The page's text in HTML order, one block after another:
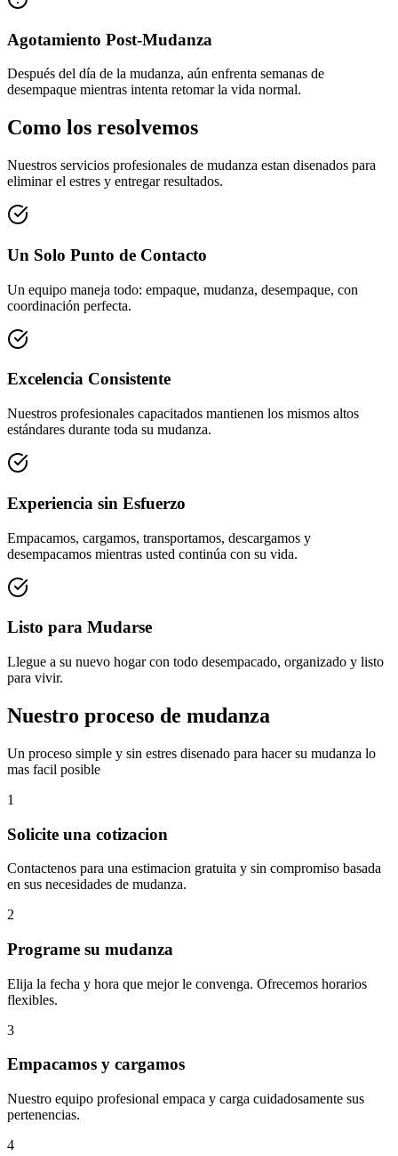
Agotamiento Post-Mudanza
Después del día de la mudanza, aún enfrenta semanas de
desempaque mientras intenta retomar la vida normal.
Como los resolvemos
Nuestros servicios profesionales de mudanza estan disenados para
eliminar el estres y entregar resultados.
Un Solo Punto de Contacto
Un equipo maneja todo: empaque, mudanza, desempaque, con
coordinación perfecta.
Excelencia Consistente
Nuestros profesionales capacitados mantienen los mismos altos
estándares durante toda su mudanza.
Experiencia sin Esfuerzo
Empacamos, cargamos, transportamos, descargamos y
desempacamos mientras usted continúa con su vida.
Listo para Mudarse
Llegue a su nuevo hogar con todo desempacado, organizado y listo
para vivir.
Nuestro proceso de mudanza
Un proceso simple y sin estres disenado para hacer su mudanza lo
mas facil posible
1
Solicite una cotizacion
Contactenos para una estimacion gratuita y sin compromiso basada
en sus necesidades de mudanza.
2
Programe su mudanza
Elija la fecha y hora que mejor le convenga. Ofrecemos horarios
flexibles.
3
Empacamos y cargamos
Nuestro equipo profesional empaca y carga cuidadosamente sus
pertenencias.
4